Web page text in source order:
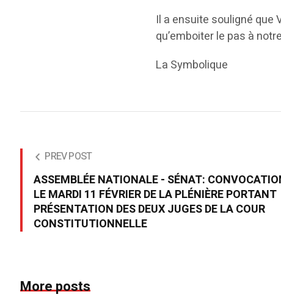
Il a ensuite souligné que
qu’emboiter le pas à
La Symbolique
PREV POST
ASSEMBLÉE NATIONALE - SÉNAT:
LE MARDI 11 FÉVRIER DE LA PLÉNIÈRE PORTANT
PRÉSENTATION DES DEUX JUGES DE LA COUR
CONSTITUTIONNELLE
More posts